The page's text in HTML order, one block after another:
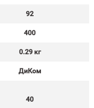
92
400
0.29 кг
ДиКом
40